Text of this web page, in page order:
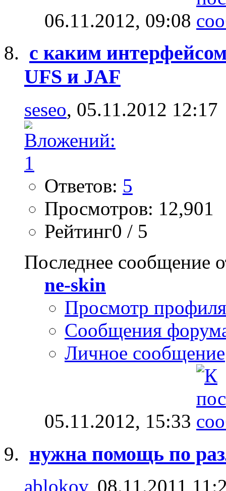
06.11.2012, 09:08
с каким
UFS и JAF
seseo, 05.11.2012 12:17
Ответов: 5
Просмотров: 12,901
Рейтинг0 / 5
Последнее сообщение
ne-skin
Просмотр профиля
Сообщения
Личное сообщение
05.11.2012, 15:33
нужна помощь по
ablokov, 08.11.2011